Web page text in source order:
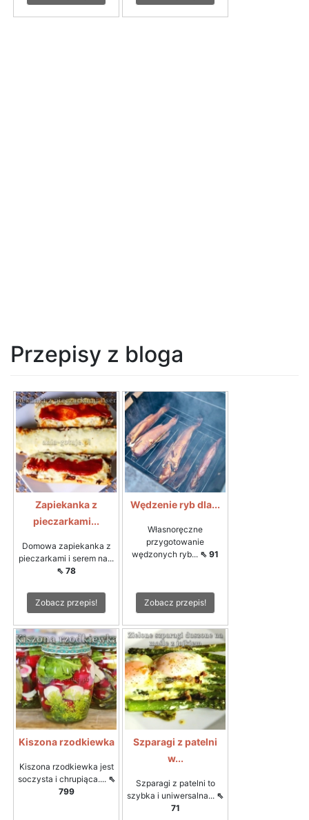
Przepisy z bloga
Zapiekanka z
pieczarkami...
Domowa zapiekanka z
pieczarkami i serem na...
⇖ 78
Zobacz przepis!
Wędzenie ryb dla...
Własnoręczne
przygotowanie
wędzonych ryb... ⇖ 91
Zobacz przepis!
Kiszona rzodkiewka
Kiszona rzodkiewka jest
soczysta i chrupiąca.... ⇖
799
Szparagi z patelni
w...
Szparagi z patelni to
szybka i uniwersalna... ⇖
71